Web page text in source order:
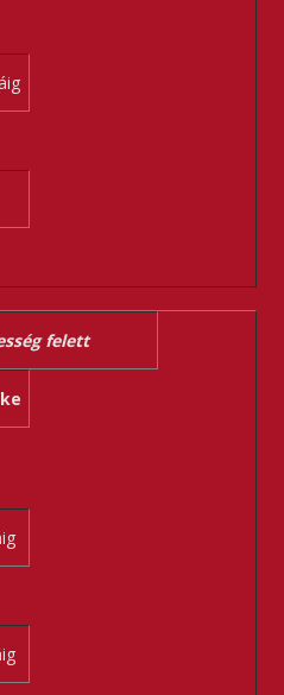
felett